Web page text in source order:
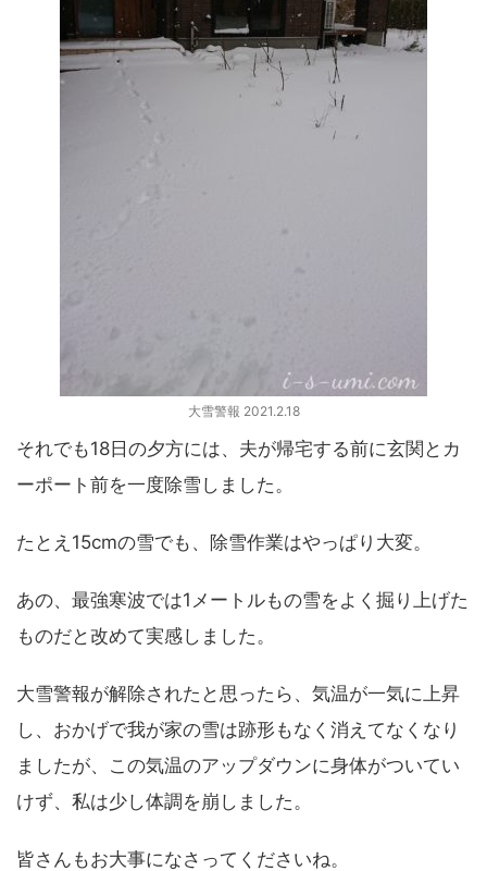
大雪警報 2021.2.18
それでも18日の夕方には、夫が帰宅する前に玄関とカ
ーポート前を一度除雪しました。
たとえ15cmの雪でも、除雪作業はやっぱり大変。
あの、最強寒波では1メートルもの雪をよく掘り上げた
ものだと改めて実感しました。
大雪警報が解除されたと思ったら、気温が一気に上昇
し、おかげで我が家の雪は跡形もなく消えてなくなり
ましたが、この気温のアップダウンに身体がついてい
けず、私は少し体調を崩しました。
皆さんもお大事になさってくださいね。